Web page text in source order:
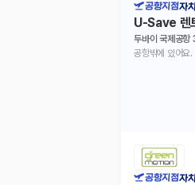
공항지점자
U-Save 렌
두바이 국제공항
공항밖에 있어요
공항지점자